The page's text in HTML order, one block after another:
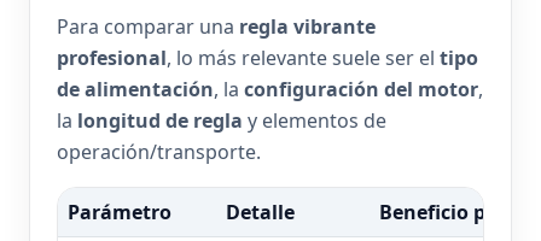
Para comparar una regla vibrante
profesional, lo más relevante suele ser el tipo
de alimentación, la configuración del motor,
la longitud de regla y elementos de
operación/transporte.
Parámetro Detalle Beneficio